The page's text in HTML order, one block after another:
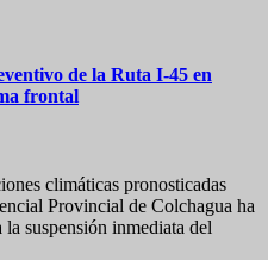
de la Ruta I-45 en
frontal
climáticas pronosticadas
Provincial de Colchagua ha
suspensión inmediata del